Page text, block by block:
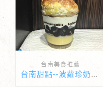
台南美食推薦
台南甜點--波蘿珍奶-甘本堂蛋糕烘焙坊